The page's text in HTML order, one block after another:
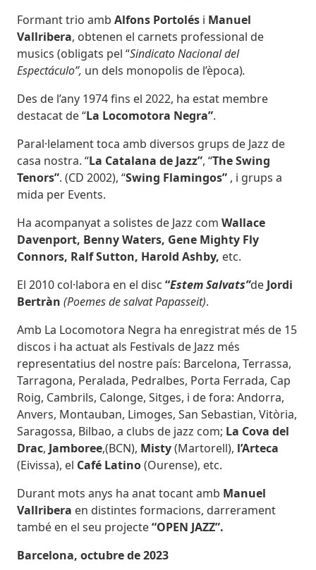
Formant trio amb Alfons Portolés i Manuel
Vallribera, obtenen el carnets professional de
musics (obligats pel “Sindicato Nacional del
Espectáculo”, un dels monopolis de l’època).
Des de l’any 1974 fins el 2022, ha estat membre
destacat de “La Locomotora Negra”.
Paral·lelament toca amb diversos grups de Jazz de
casa nostra. “La Catalana de Jazz”, “The Swing
Tenors”. (CD 2002), “Swing Flamingos” , i grups a
mida per Events.
Ha acompanyat a solistes de Jazz com Wallace
Davenport, Benny Waters, Gene Mighty Fly
Connors, Ralf Sutton, Harold Ashby, etc.
El 2010 col·labora en el disc “Estem Salvats”de Jordi
Bertràn (Poemes de salvat Papasseit).
Amb La Locomotora Negra ha enregistrat més de 15
discos i ha actuat als Festivals de Jazz més
representatius del nostre país: Barcelona, Terrassa,
Tarragona, Peralada, Pedralbes, Porta Ferrada, Cap
Roig, Cambrils, Calonge, Sitges, i de fora: Andorra,
Anvers, Montauban, Limoges, San Sebastian, Vitòria,
Saragossa, Bilbao, a clubs de jazz com; La Cova del
Drac, Jamboree,(BCN), Misty(Martorell), l’Arteca
(Eivissa), el Café Latino(Ourense), etc.
Durant mots anys ha anat tocant amb Manuel
Vallribera en distintes formacions, darrerament
també en el seu projecte“OPEN JAZZ”.
Barcelona, octubre de 2023